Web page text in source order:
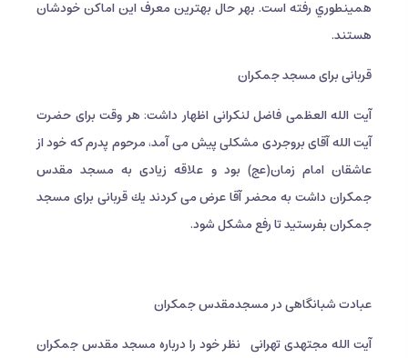
همينطوري رفته است. بهر حال بهترين معرف اين اماكن خودشان
هستند.
قربانی برای مسجد جمکران
آیت الله العظمی فاضل لنكرانى اظهار داشت: هر وقت براى حضرت
آیت الله آقاى بروجردى مشكلى پيش مى آمد، مرحوم پدرم كه خود از
عاشقان امام زمان‌‌(عج) بود و علاقه زيادى به مسجد مقدس
جمكران داشت به محضر آقا عرض مى كردند يك قربانى براى مسجد
جمكران بفرستيد تا رفع مشكل شود.
عبادت شبانگاهی در مسجدمقدس جمکران
آيت الله مجتهدى تهرانى نظر خود را درباره مسجد مقدس جمکران